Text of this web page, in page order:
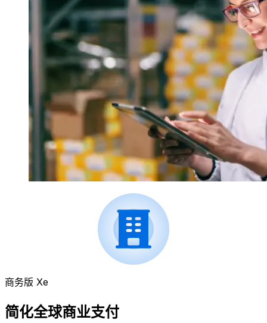
商务版 Xe
简化全球商业支付